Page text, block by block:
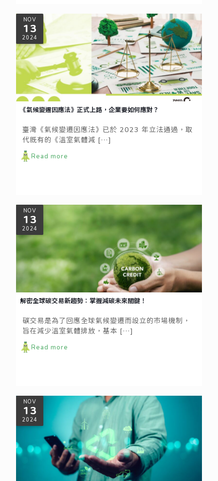
NOV
13
2024
《氣候變遷因應法》正式上路，企業要如何應對？
臺灣《氣候變遷因應法》已於 2023 年立法通過，取
代既有的《溫室氣體減 […]
Read more
NOV
13
2024
解密全球碳交易新趨勢：掌握減碳未來關鍵！
碳交易是為了回應全球氣候變遷而設立的市場機制，
旨在減少溫室氣體排放，基本 […]
Read more
NOV
13
2024